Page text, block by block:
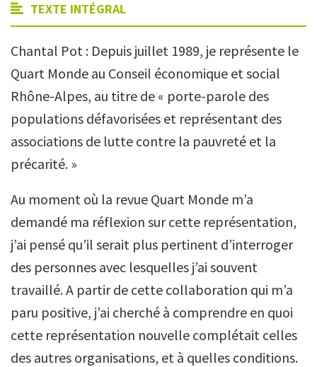
TEXTE INTÉGRAL
Chantal Pot : Depuis juillet 1989, je représente le
Quart Monde au Conseil économique et social
Rhône-Alpes, au titre de « porte-parole des
populations défavorisées et représentant des
associations de lutte contre la pauvreté et la
précarité. »
Au moment où la revue Quart Monde m’a
demandé ma réflexion sur cette représentation,
j’ai pensé qu’il serait plus pertinent d’interroger
des personnes avec lesquelles j’ai souvent
travaillé. A partir de cette collaboration qui m’a
paru positive, j’ai cherché à comprendre en quoi
cette représentation nouvelle complétait celles
des autres organisations, et à quelles conditions.